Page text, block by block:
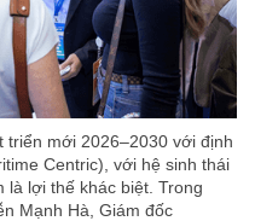
mới 2026–2030 với định
Centric), với hệ sinh thái
là lợi thế khác biệt. Trong
Mạnh Hà, Giám đốc